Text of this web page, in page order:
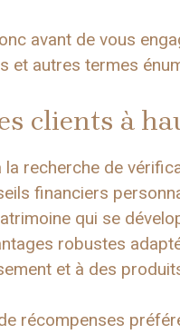
avant de vous
et autres termes
clients à
recherche de
financiers
qui se
robustes
et à des
récompenses